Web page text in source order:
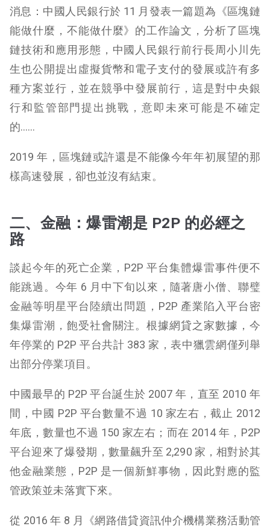
消息：中國人民銀行於 11 月發表一篇題為《區塊鏈
能做什麼，不能做什麼》的工作論文，分析了區塊
鏈技術和應用形態，中國人民銀行前行長周小川先
生也公開提出虛擬貨幣和電子支付的發展或許有多
種方案並行，並在競爭中發展前行，這是對中央銀
行和監管部門提出挑戰，意即未來可能是不確定
的……
2019 年，區塊鏈或許還是不能像今年年初展望的那
樣高速發展，卻也並沒有結束。
二、金融：爆雷潮是 P2P 的必經之
路
談起今年的死亡企業，P2P 平台集體爆雷事件便不
能跳過。今年 6 月中下旬以來，隨著唐小僧、聯璧
金融等明星平台陸續出問題，P2P 產業陷入平台密
集爆雷潮，飽受社會關注。根據網貸之家數據，今
年停業的 P2P 平台共計 383 家，表中獵雲網僅列舉
出部分停業項目。
中國最早的 P2P 平台誕生於 2007 年，直至 2010 年
間，中國 P2P 平台數量不過 10 家左右，截止 2012
年底，數量也不過 150 家左右；而在 2014 年，P2P
平台迎來了爆發期，數量飆升至 2,290 家，相對於其
他金融業態，P2P 是一個新鮮事物，因此對應的監
管政策並未落實下來。
從 2016 年 8 月《網路借貸資訊仲介機構業務活動管